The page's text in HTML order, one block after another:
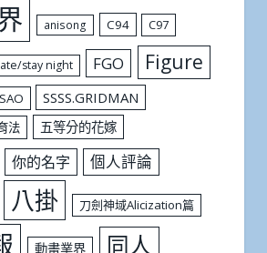
anisong C94 C97
stay night FGO Figure
SAO SSSS.GRIDMAN
法 五等分的花嫁
你的名字 個人評論
八掛 刀劍神域Alicization篇
動畫業界 同人